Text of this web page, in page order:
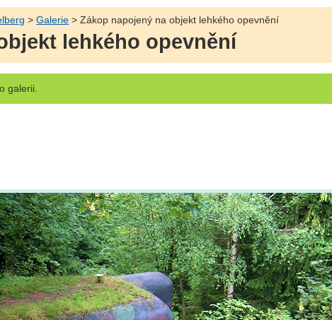
>Galerie > Zákop napojený na objekt lehkého opevnění
lehkého opevnění
galerii.